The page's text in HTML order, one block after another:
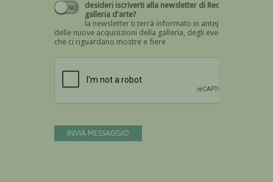
desideri iscriverti alla newsletter di Recta
galleria d'arte?
la newsletter ti terrà informato in anteprima
delle nuove acquisizioni della galleria, degli eventi
che ci riguardano mostre e fiere
INVIA MESSAGGIO